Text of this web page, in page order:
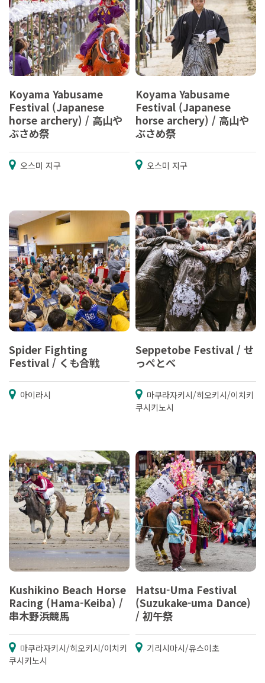
Koyama Yabusame
Festival (Japanese
horse archery) / 高山や
ぶさめ祭
오스미 지구
Koyama Yabusame
Festival (Japanese
horse archery) / 高山や
ぶさめ祭
오스미 지구
Spider Fighting
Festival / くも合戦
아이라시
Seppetobe Festival / せ
っぺとべ
마쿠라자키시/히오키시/이치키
쿠시키노시
Kushikino Beach Horse
Racing (Hama-Keiba) /
串木野浜競馬
마쿠라자키시/히오키시/이치키
쿠시키노시
Hatsu-Uma Festival
(Suzukake-uma Dance)
/ 初午祭
기리시마시/유스이초